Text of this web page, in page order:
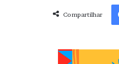
Compartilhar